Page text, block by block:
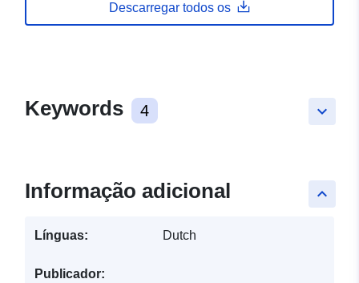
Descarregar todos os
keyboard_arrow_down
Keywords 4
keyboard_arrow_up
Informação adicional
Línguas: Dutch
Publicador: